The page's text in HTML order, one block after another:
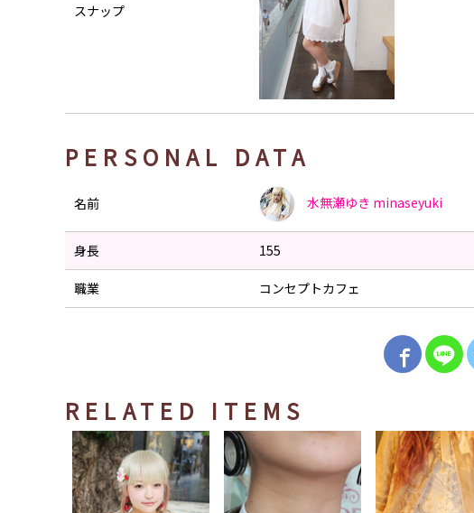
スナップ
PERSONAL DATA
名前 水無瀬ゆき minaseyuki
身長 155
職業 コンセプトカフェ
RELATED ITEMS